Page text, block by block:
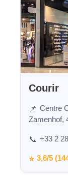
Courir
📌 Centre
Zamenhof,
📞 +33 2
⭐ 3,6/5